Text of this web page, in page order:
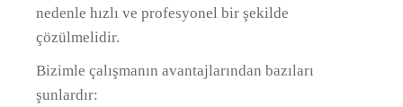
nedenle hızlı ve profesyonel bir şekilde
çözülmelidir.
Bizimle çalışmanın avantajlarından bazıları
şunlardır: